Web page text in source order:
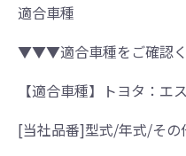
適合車種
▼▼▼適合車種をご確認
【適合車種】トヨタ：エ
[当社品番]型式/年式/その